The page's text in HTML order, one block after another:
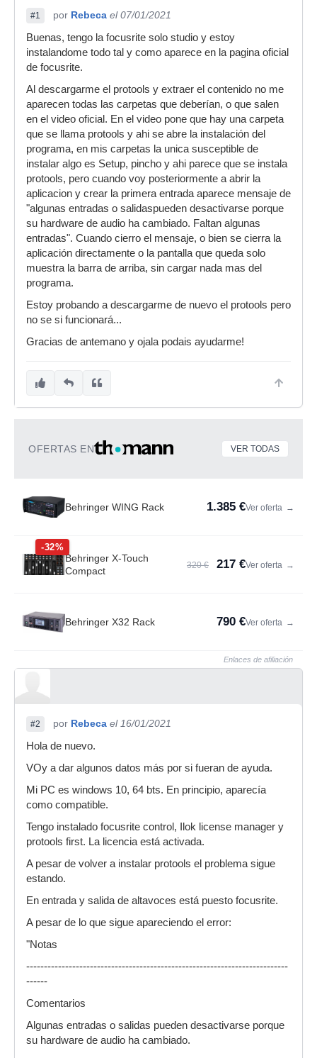
#1 por Rebeca el 07/01/2021
Buenas, tengo la focusrite solo studio y estoy
instalandome todo tal y como aparece en la pagina oficial
de focusrite.
Al descargarme el protools y extraer el contenido no me
aparecen todas las carpetas que deberían, o que salen
en el video oficial. En el video pone que hay una carpeta
que se llama protools y ahi se abre la instalación del
programa, en mis carpetas la unica susceptible de
instalar algo es Setup, pincho y ahi parece que se instala
protools, pero cuando voy posteriormente a abrir la
aplicacion y crear la primera entrada aparece mensaje de
"algunas entradas o salidaspueden desactivarse porque
su hardware de audio ha cambiado. Faltan algunas
entradas". Cuando cierro el mensaje, o bien se cierra la
aplicación directamente o la pantalla que queda solo
muestra la barra de arriba, sin cargar nada mas del
programa.
Estoy probando a descargarme de nuevo el protools pero
no se si funcionará...
Gracias de antemano y ojala podais ayudarme!
OFERTAS EN VER TODAS
Behringer WING Rack 1.385 €Ver oferta →
-32%
Behringer X-Touch
Compact
320 € 217 €Ver oferta →
Behringer X32 Rack 790 €Ver oferta →
Enlaces de afiliación
#2 por Rebeca el 16/01/2021
Hola de nuevo.
VOy a dar algunos datos más por si fueran de ayuda.
Mi PC es windows 10, 64 bts. En principio, aparecía
como compatible.
Tengo instalado focusrite control, Ilok license manager y
protools first. La licencia está activada.
A pesar de volver a instalar protools el problema sigue
estando.
En entrada y salida de altavoces está puesto focusrite.
A pesar de lo que sigue apareciendo el error:
"Notas
--------------------------------------------------------------------------
------
Comentarios
Algunas entradas o salidas pueden desactivarse porque
su hardware de audio ha cambiado.